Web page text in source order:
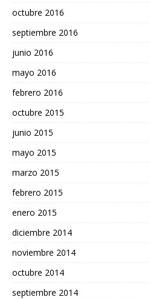
octubre 2016
septiembre 2016
junio 2016
mayo 2016
febrero 2016
octubre 2015
junio 2015
mayo 2015
marzo 2015
febrero 2015
enero 2015
diciembre 2014
noviembre 2014
octubre 2014
septiembre 2014